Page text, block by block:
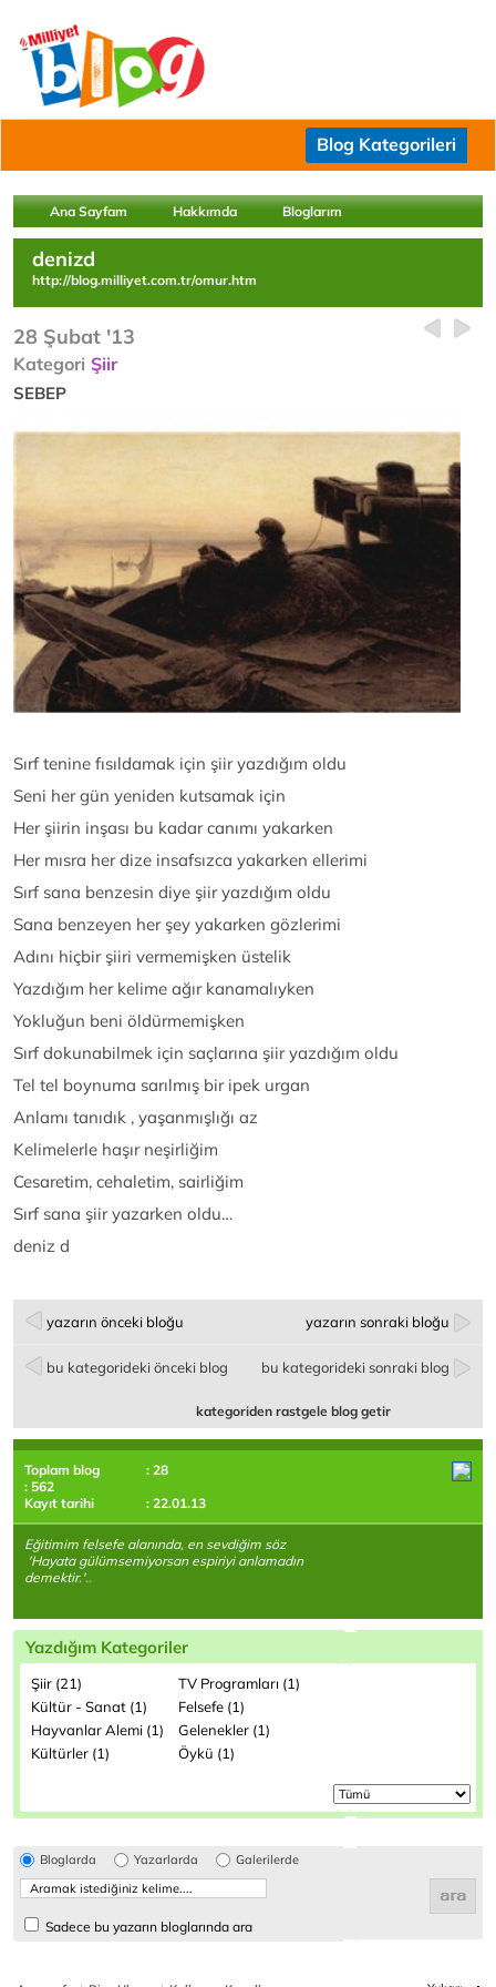
Blog Kategorileri
Ana Sayfam Hakkımda Bloglarım
denizd
http://blog.milliyet.com.tr/omur.htm
28 Şubat '13
Kategori Şiir
SEBEP
Sırf tenine fısıldamak için şiir yazdığım oldu
Seni her gün yeniden kutsamak için
Her şiirin inşası bu kadar canımı yakarken
Her mısra her dize insafsızca yakarken ellerimi
Sırf sana benzesin diye şiir yazdığım oldu
Sana benzeyen her şey yakarken gözlerimi
Adını hiçbir şiiri vermemişken üstelik
Yazdığım her kelime ağır kanamalıyken
Yokluğun beni öldürmemişken
Sırf dokunabilmek için saçlarına şiir yazdığım oldu
Tel tel boynuma sarılmış bir ipek urgan
Anlamı tanıdık , yaşanmışlığı az
Kelimelerle haşır neşirliğim
Cesaretim, cehaletim, sairliğim
Sırf sana şiir yazarken oldu…
deniz d
yazarın önceki bloğu yazarın sonraki bloğu
bu kategorideki önceki blog bu kategorideki sonraki blog
kategoriden rastgele blog getir
Toplam blog
: 28
: 562
Kayıt tarihi
: 22.01.13
Eğitimim felsefe alanında, en sevdiğim söz
'Hayata gülümsemiyorsan espiriyi anlamadın
demektir.'..
Yazdığım Kategoriler
Şiir (21)
TV Programları (1)
Kültür - Sanat (1)
Felsefe (1)
Hayvanlar Alemi (1)
Gelenekler (1)
Kültürler (1)
Öykü (1)
Bloglarda Yazarlarda Galerilerde
Sadece bu yazarın bloglarında ara